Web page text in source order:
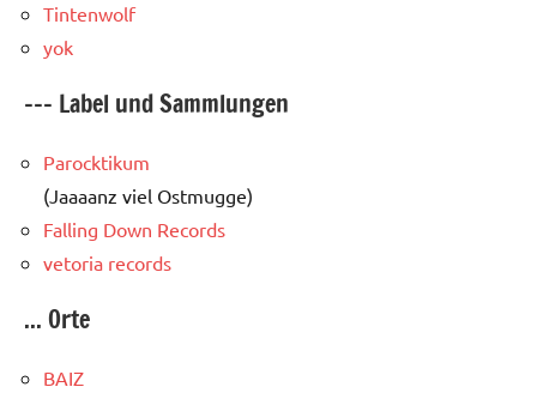
Tintenwolf
yok
--- Label und Sammlungen
Parocktikum
(Jaaaanz viel Ostmugge)
Falling Down Records
vetoria records
... Orte
BAIZ